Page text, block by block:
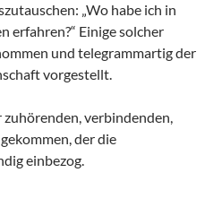
„Wo habe ich in
erfahren?“ Einige solcher
und telegrammartig der
vorgestellt.
zuhörenden, verbindenden,
der die
einbezog.